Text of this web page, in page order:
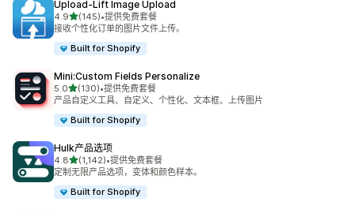
Upload‑Lift Image Upload
4.9星（满分 5 星）
(145)
总共 145 条评论
•提供免费套餐
接收个性化订单的图片文件上传。
Built for Shopify
Mini:Custom Fields Personalize
5.0星（满分 5 星）
(130)
总共 130 条评论
•提供免费套餐
产品自定义工具、自定义、个性化、文本框、上传图片
Built for Shopify
Hulk产品选项
4.8星（满分 5 星）
(1,142)
总共 1142 条评论
•提供免费套餐
定制无限产品选项，变体和颜色样本。
Built for Shopify